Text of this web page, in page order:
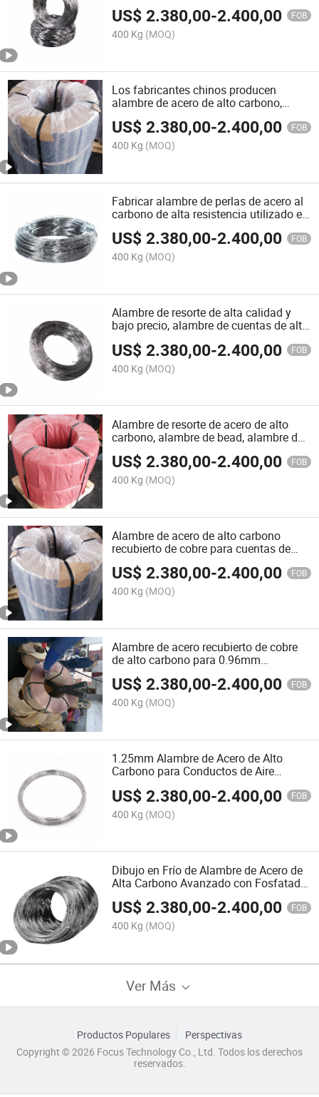
US$2.380,00-2.400,00 FOB
400 Kg (MOQ)
Los fabricantes chinos producen
alambre de acero de alto carbono,
alambre de acero revestido de cobre,
alambre de acero para resortes y
alambre de cuentas
US$2.380,00-2.400,00 FOB
400 Kg (MOQ)
Fabricar alambre de perlas de acero al
carbono de alta resistencia utilizado en
la fabricación de clavos y alambre de
resorte
US$2.380,00-2.400,00 FOB
400 Kg (MOQ)
Alambre de resorte de alta calidad y
bajo precio, alambre de cuentas de alta
US$2.380,00-2.400,00 FOB
400 Kg (MOQ)
Alambre de resorte de acero de alto
carbono, alambre de bead, alambre de
unión, alambre de acero recubierto de
cobre se utiliza para neumáticos Z2
alambre de embalaje, alambre de
neumático, ducto de plástico, alambre
acero
US$2.380,00-2.400,00 FOB
400 Kg (MOQ)
Alambre de acero de alto carbono
recubierto de cobre para cuentas de
US$2.380,00-2.400,00 FOB
400 Kg (MOQ)
Alambre de acero recubierto de cobre
de alto carbono para 0.96mm
neumáticos de automóviles fabricados
en China
US$2.380,00-2.400,00 FOB
400 Kg (MOQ)
1.25mm Alambre de Acero de Alto
Carbono para Conductos de Aire
Tensión
US$2.380,00-2.400,00 FOB
400 Kg (MOQ)
Dibujo en Frío de Alambre de Acero de
Alta Carbono Avanzado con Fosfatado
Alambre de Resorte Z2 Embalaje
US$2.380,00-2.400,00 FOB
400 Kg (MOQ)
Ver Más
Productos Populares
Perspectivas
Copyright © 2026 Focus Technology Co., Ltd. Todos los derechos
reservados.